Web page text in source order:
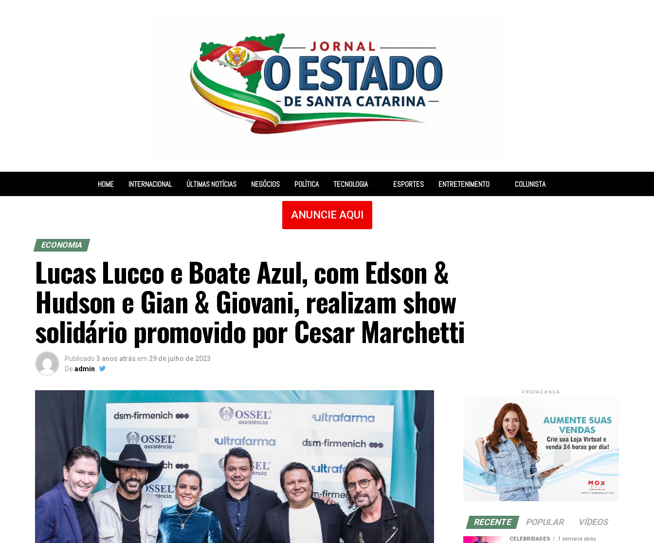
HOME INTERNACIONAL ÚLTIMAS NOTÍCIAS NEGÓCIOS POLÍTICA TECNOLOGIA ESPORTES ENTRETENIMENTO COLUNISTA
ANUNCIE AQUI
ECONOMIA
Lucas Lucco e Boate Azul, com Edson &
Hudson e Gian & Giovani, realizam show
solidário promovido por Cesar Marchetti
Publicado 3 anos atrás em 29 de julho de 2023
De admin
PROPAGANDA
RECENTE POPULAR VÍDEOS
CELEBRIDADES 1 semana atrás